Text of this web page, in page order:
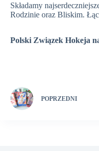
Składamy
Rodzinie oraz Bliskim.
Polski Związek Hokeja
POPRZEDNI